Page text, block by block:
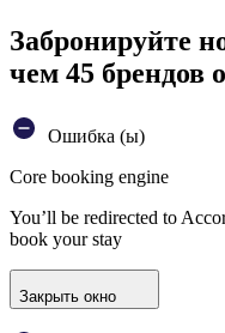
Забронируйте
чем 45 брендов
Ошибка (ы)
Core booking engine
You’ll be redirected to
book your stay
Закрыть окно